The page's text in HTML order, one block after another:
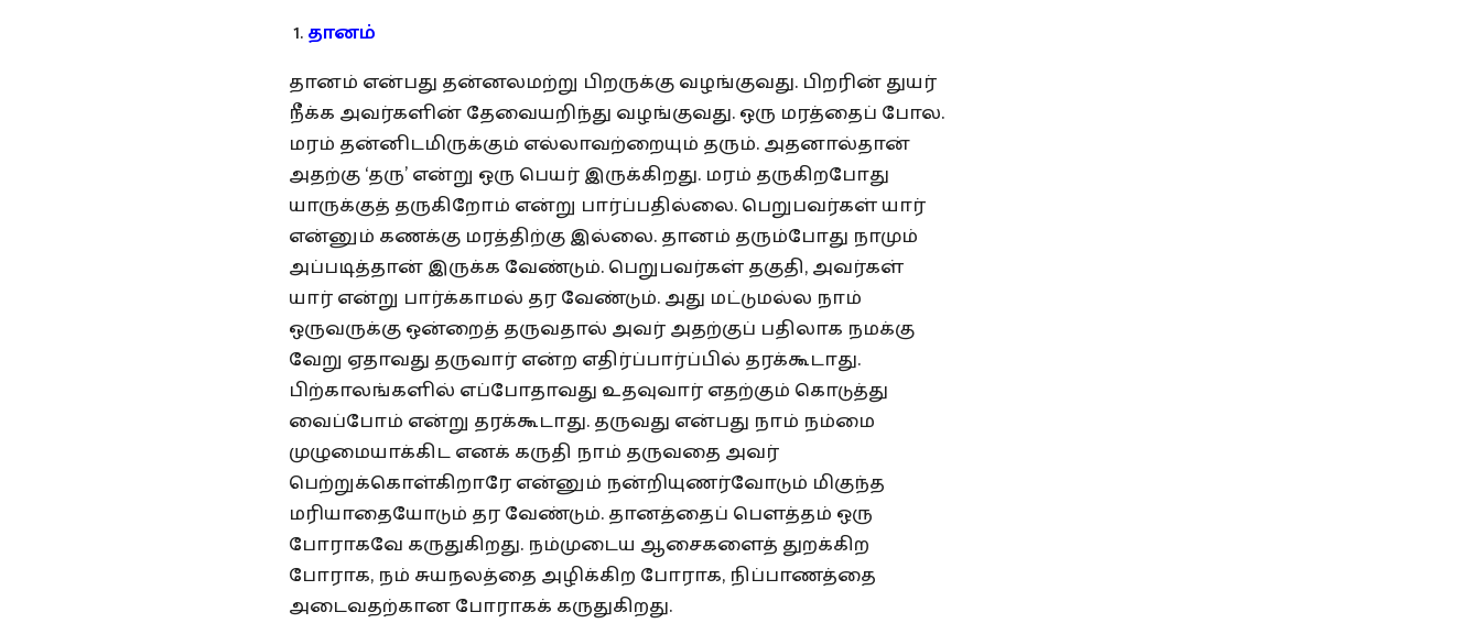
தானம்
தானம் என்பது தன்னலமற்று பிறருக்கு வழங்குவது. பிறரின் துயர்
நீக்க அவர்களின் தேவையறிந்து வழங்குவது. ஒரு மரத்தைப் போல.
மரம் தன்னிடமிருக்கும் எல்லாவற்றையும் தரும். அதனால்தான்
அதற்கு ‘தரு’ என்று ஒரு பெயர் இருக்கிறது. மரம் தருகிறபோது
யாருக்குத் தருகிறோம் என்று பார்ப்பதில்லை. பெறுபவர்கள் யார்
என்னும் கணக்கு மரத்திற்கு இல்லை. தானம் தரும்போது நாமும்
அப்படித்தான் இருக்க வேண்டும். பெறுபவர்கள் தகுதி, அவர்கள்
யார் என்று பார்க்காமல் தர வேண்டும். அது மட்டுமல்ல நாம்
ஒருவருக்கு ஒன்றைத் தருவதால் அவர் அதற்குப் பதிலாக நமக்கு
வேறு ஏதாவது தருவார் என்ற எதிர்ப்பார்ப்பில் தரக்கூடாது.
பிற்காலங்களில் எப்போதாவது உதவுவார் எதற்கும் கொடுத்து
வைப்போம் என்று தரக்கூடாது. தருவது என்பது நாம் நம்மை
முழுமையாக்கிட எனக் கருதி நாம் தருவதை அவர்
பெற்றுக்கொள்கிறாரே என்னும் நன்றியுணர்வோடும் மிகுந்த
மரியாதையோடும் தர வேண்டும். தானத்தைப் பௌத்தம் ஒரு
போராகவே கருதுகிறது. நம்முடைய ஆசைகளைத் துறக்கிற
போராக, நம் சுயநலத்தை அழிக்கிற போராக, நிப்பாணத்தை
அடைவதற்கான போராகக் கருதுகிறது.